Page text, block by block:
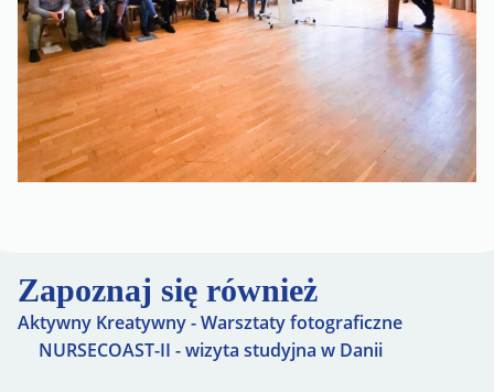
Zapoznaj się również
Aktywny Kreatywny - Warsztaty fotograficzne
NURSECOAST-II - wizyta studyjna w Danii